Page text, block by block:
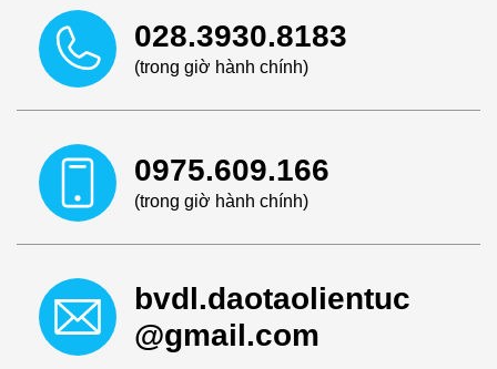
028.3930.8183
(trong giờ hành chính)
0975.609.166
(trong giờ hành chính)
bvdl.daotaolientuc
@gmail.com